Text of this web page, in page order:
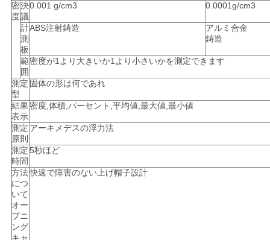
密
度
決
議
0.001 g/cm3 0.0001g/cm3
計
測
板
ABS注射鋳造
アルミ合金
鋳造
範
囲
密度が1より大きいか1より小さいかを測定できます
測定
型
固体の形は何であれ
結果
表示
密度,体積,パーセント,平均値,最大値,最小値
測定
原則
アーキメデスの浮力法
測定
時間
5秒ほど
方法
につ
いて
オー
プニ
ング
キャ
快速で障害のない上げ帽子設計